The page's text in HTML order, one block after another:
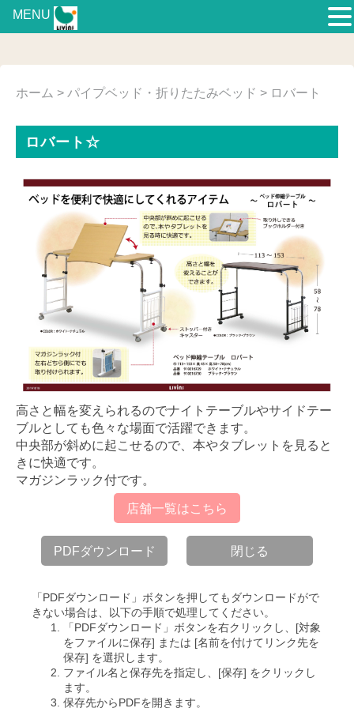
ホーム > パイプベッド・折りたたみベッド > ロバート
ロバート☆
高さと幅を変えられるのでナイトテーブルやサイドテー
ブルとしても色々な場面で活躍できます。
中央部が斜めに起こせるので、本やタブレットを見ると
きに快適です。
マガジンラック付です。
店舗一覧はこちら
PDFダウンロード 閉じる
「PDFダウンロード」ボタンを押してもダウンロードがで
きない場合は、以下の手順で処理してください。
「PDFダウンロード」ボタンを右クリックし、[対象
をファイルに保存] または [名前を付けてリンク先を
保存] を選択します。
ファイル名と保存先を指定し、[保存] をクリックし
ます。
保存先からPDFを開きます。
MENU